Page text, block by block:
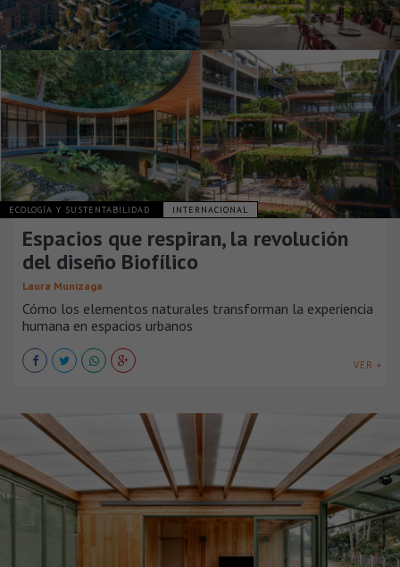
ECOLOGÍA Y SUSTENTABILIDAD INTERNACIONAL
Espacios que respiran, la revolución
del diseño Biofílico
Laura Munizaga
Cómo los elementos naturales transforman la experiencia
humana en espacios urbanos
VER +